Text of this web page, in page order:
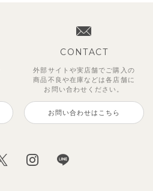
2,475
（税込）
ツ
3,300
（税込）
CONTACT
外部サイトや実店舗でご購入の
商品不良や在庫などは各店舗に
お問い合わせください。
お問い合わせはこちら